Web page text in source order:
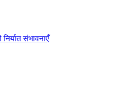
संभावनाएँ